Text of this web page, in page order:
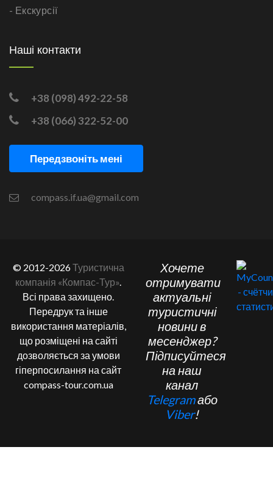
- Екскурсії
Наші контакти
+38 (098) 492-22-58
+38 (066) 322-52-00
Передзвоніть мені
compass.if.ua@gmail.com
© 2012-2026Туристична
компанія «Компас-Тур».
Всі права захищено.
Передрук та інше
використання матеріалів,
що розміщені на сайті
дозволяється за умови
гіперпосилання на сайт
compass-tour.com.ua
Хочете
отримувати
актуальні
туристичні
новини в
месенджер?
Підписуйтеся
на наш
канал
Telegramабо
Viber!